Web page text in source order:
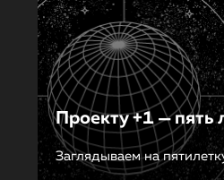
Проекту +1 — пять
Заглядываем на